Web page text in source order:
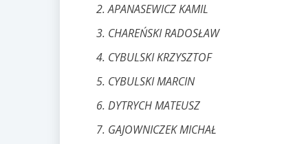
APANASEWICZ KAMIL
CHAREŃSKI RADOSŁAW
CYBULSKI KRZYSZTOF
CYBULSKI MARCIN
DYTRYCH MATEUSZ
GAJOWNICZEK MICHAŁ